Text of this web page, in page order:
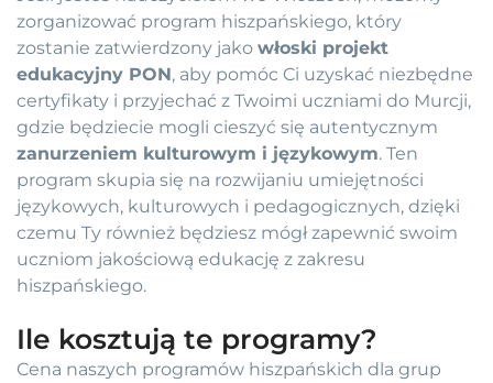
zorganizować program hiszpańskiego, który
zostanie zatwierdzony jako włoski projekt
edukacyjny PON, aby pomóc Ci uzyskać niezbędne
certyfikaty i przyjechać z Twoimi uczniami do Murcji,
gdzie będziecie mogli cieszyć się autentycznym
zanurzeniem kulturowym i językowym. Ten
program skupia się na rozwijaniu umiejętności
językowych, kulturowych i pedagogicznych, dzięki
czemu Ty również będziesz mógł zapewnić swoim
uczniom jakościową edukację z zakresu
hiszpańskiego.
Ile kosztują te programy?
Cena naszych programów hiszpańskich dla grup